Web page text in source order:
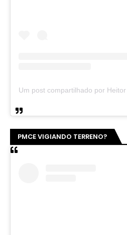
PMCE VIGIANDO TERRENO?